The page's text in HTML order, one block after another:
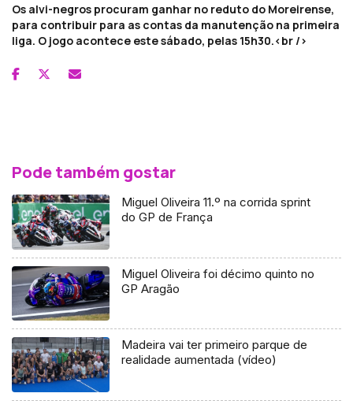
Os alvi-negros procuram ganhar no reduto do Moreirense,
para contribuir para as contas da manutenção na primeira
liga. O jogo acontece este sábado, pelas 15h30.<br />
Pode também gostar
Miguel Oliveira 11.º na corrida sprint
do GP de França
Miguel Oliveira foi décimo quinto no
GP Aragão
Madeira vai ter primeiro parque de
realidade aumentada (vídeo)